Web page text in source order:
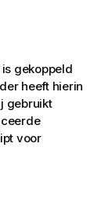
gekoppeld
heeft hierin
gebruikt
voor